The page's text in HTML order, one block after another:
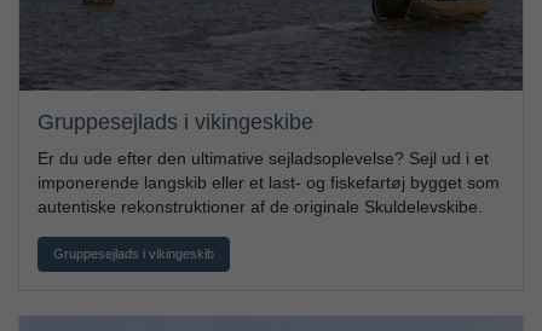
Gruppesejlads i vikingeskibe
Er du ude efter den ultimative sejladsoplevelse? Sejl ud i et
imponerende langskib eller et last- og fiskefartøj bygget som
autentiske rekonstruktioner af de originale Skuldelevskibe.
Gruppesejlads i vikingeskib